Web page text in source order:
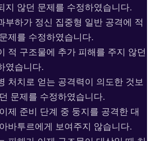
지 않던 문제를 수정하였습니다.
부하가 정신 집중형 일반 공격에 적
제를 수정하였습니다.
적 구조물에 추가 피해를 주지 않던
였습니다.
처치로 얻는 공격력이 의도한 것보
문제를 수정하였습니다.
제 준비 단계 중 둥지를 공격한 대
바투르에게 보여주지 않습니다.